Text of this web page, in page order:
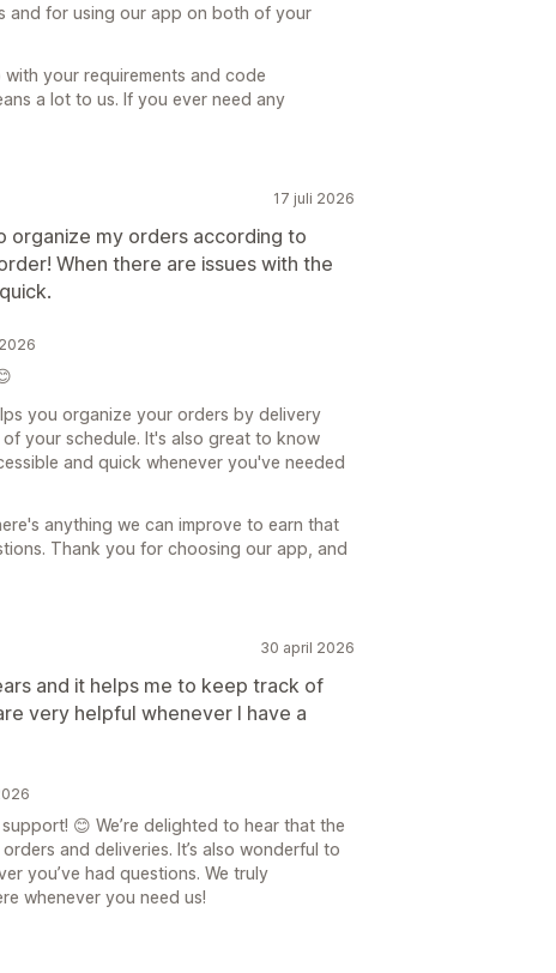
and for using our app on both of your
your requirements and code
a lot to us. If you ever need any
17 juli 2026
organize my orders according to
When there are issues with the
you organize your orders by delivery
your schedule. It's also great to know
and quick whenever you've needed
anything we can improve to earn that
Thank you for choosing our app, and
30 april 2026
and it helps me to keep track of
very helpful whenever I have a
😊 We’re delighted to hear that the
and deliveries. It’s also wonderful to
you’ve had questions. We truly
whenever you need us!